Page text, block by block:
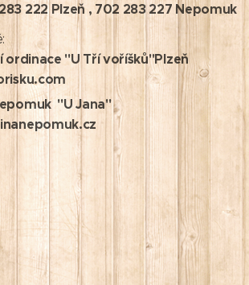
222 Plzeň , 702 283 227 Nepomuk
ordinace "U Tří voříšků"Plzeň
"U Jana"